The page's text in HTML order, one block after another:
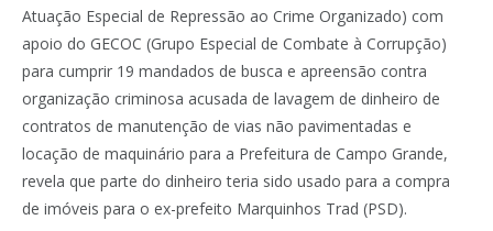
Atuação Especial de Repressão ao Crime Organizado) com
apoio do GECOC (Grupo Especial de Combate à Corrupção)
para cumprir 19 mandados de busca e apreensão contra
organização criminosa acusada de lavagem de dinheiro de
contratos de manutenção de vias não pavimentadas e
locação de maquinário para a Prefeitura de Campo Grande,
revela que parte do dinheiro teria sido usado para a compra
de imóveis para o ex-prefeito Marquinhos Trad (PSD).